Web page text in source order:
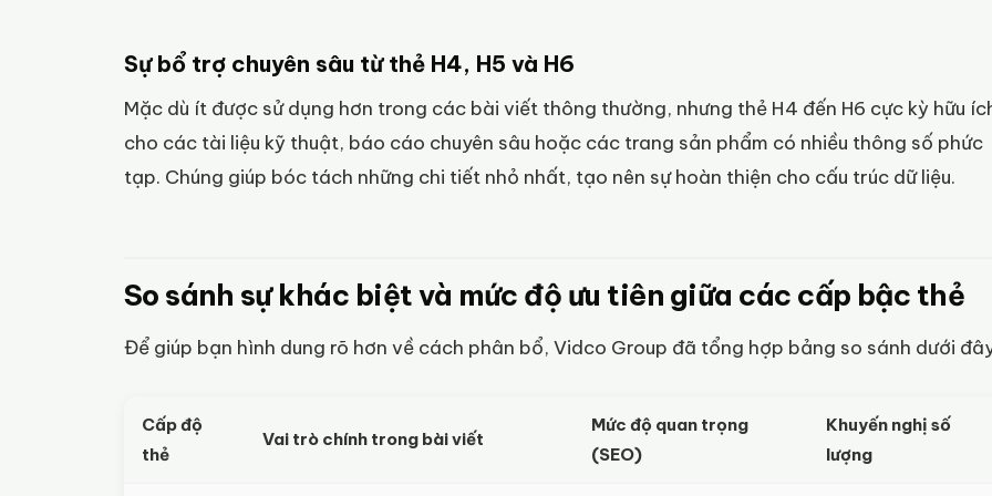
Sự bổ trợ chuyên sâu từ thẻ H4, H5 và H6
Mặc dù ít được sử dụng hơn trong các bài viết thông thường, nhưng thẻ H4 đến H6 cực kỳ hữu
cho các tài liệu kỹ thuật, báo cáo chuyên sâu hoặc các trang sản phẩm có nhiều thông số phức
tạp. Chúng giúp bóc tách những chi tiết nhỏ nhất, tạo nên sự hoàn thiện cho cấu trúc dữ liệu.
So sánh sự khác biệt và mức độ ưu tiên giữa các cấp bậc thẻ
Để giúp bạn hình dung rõ hơn về cách phân bổ, Vidco Group đã tổng hợp bảng so sánh dưới
Cấp độ
thẻ
Vai trò chính trong bài viết
Mức độ quan trọng
(SEO)
Khuyến nghị số
lượng